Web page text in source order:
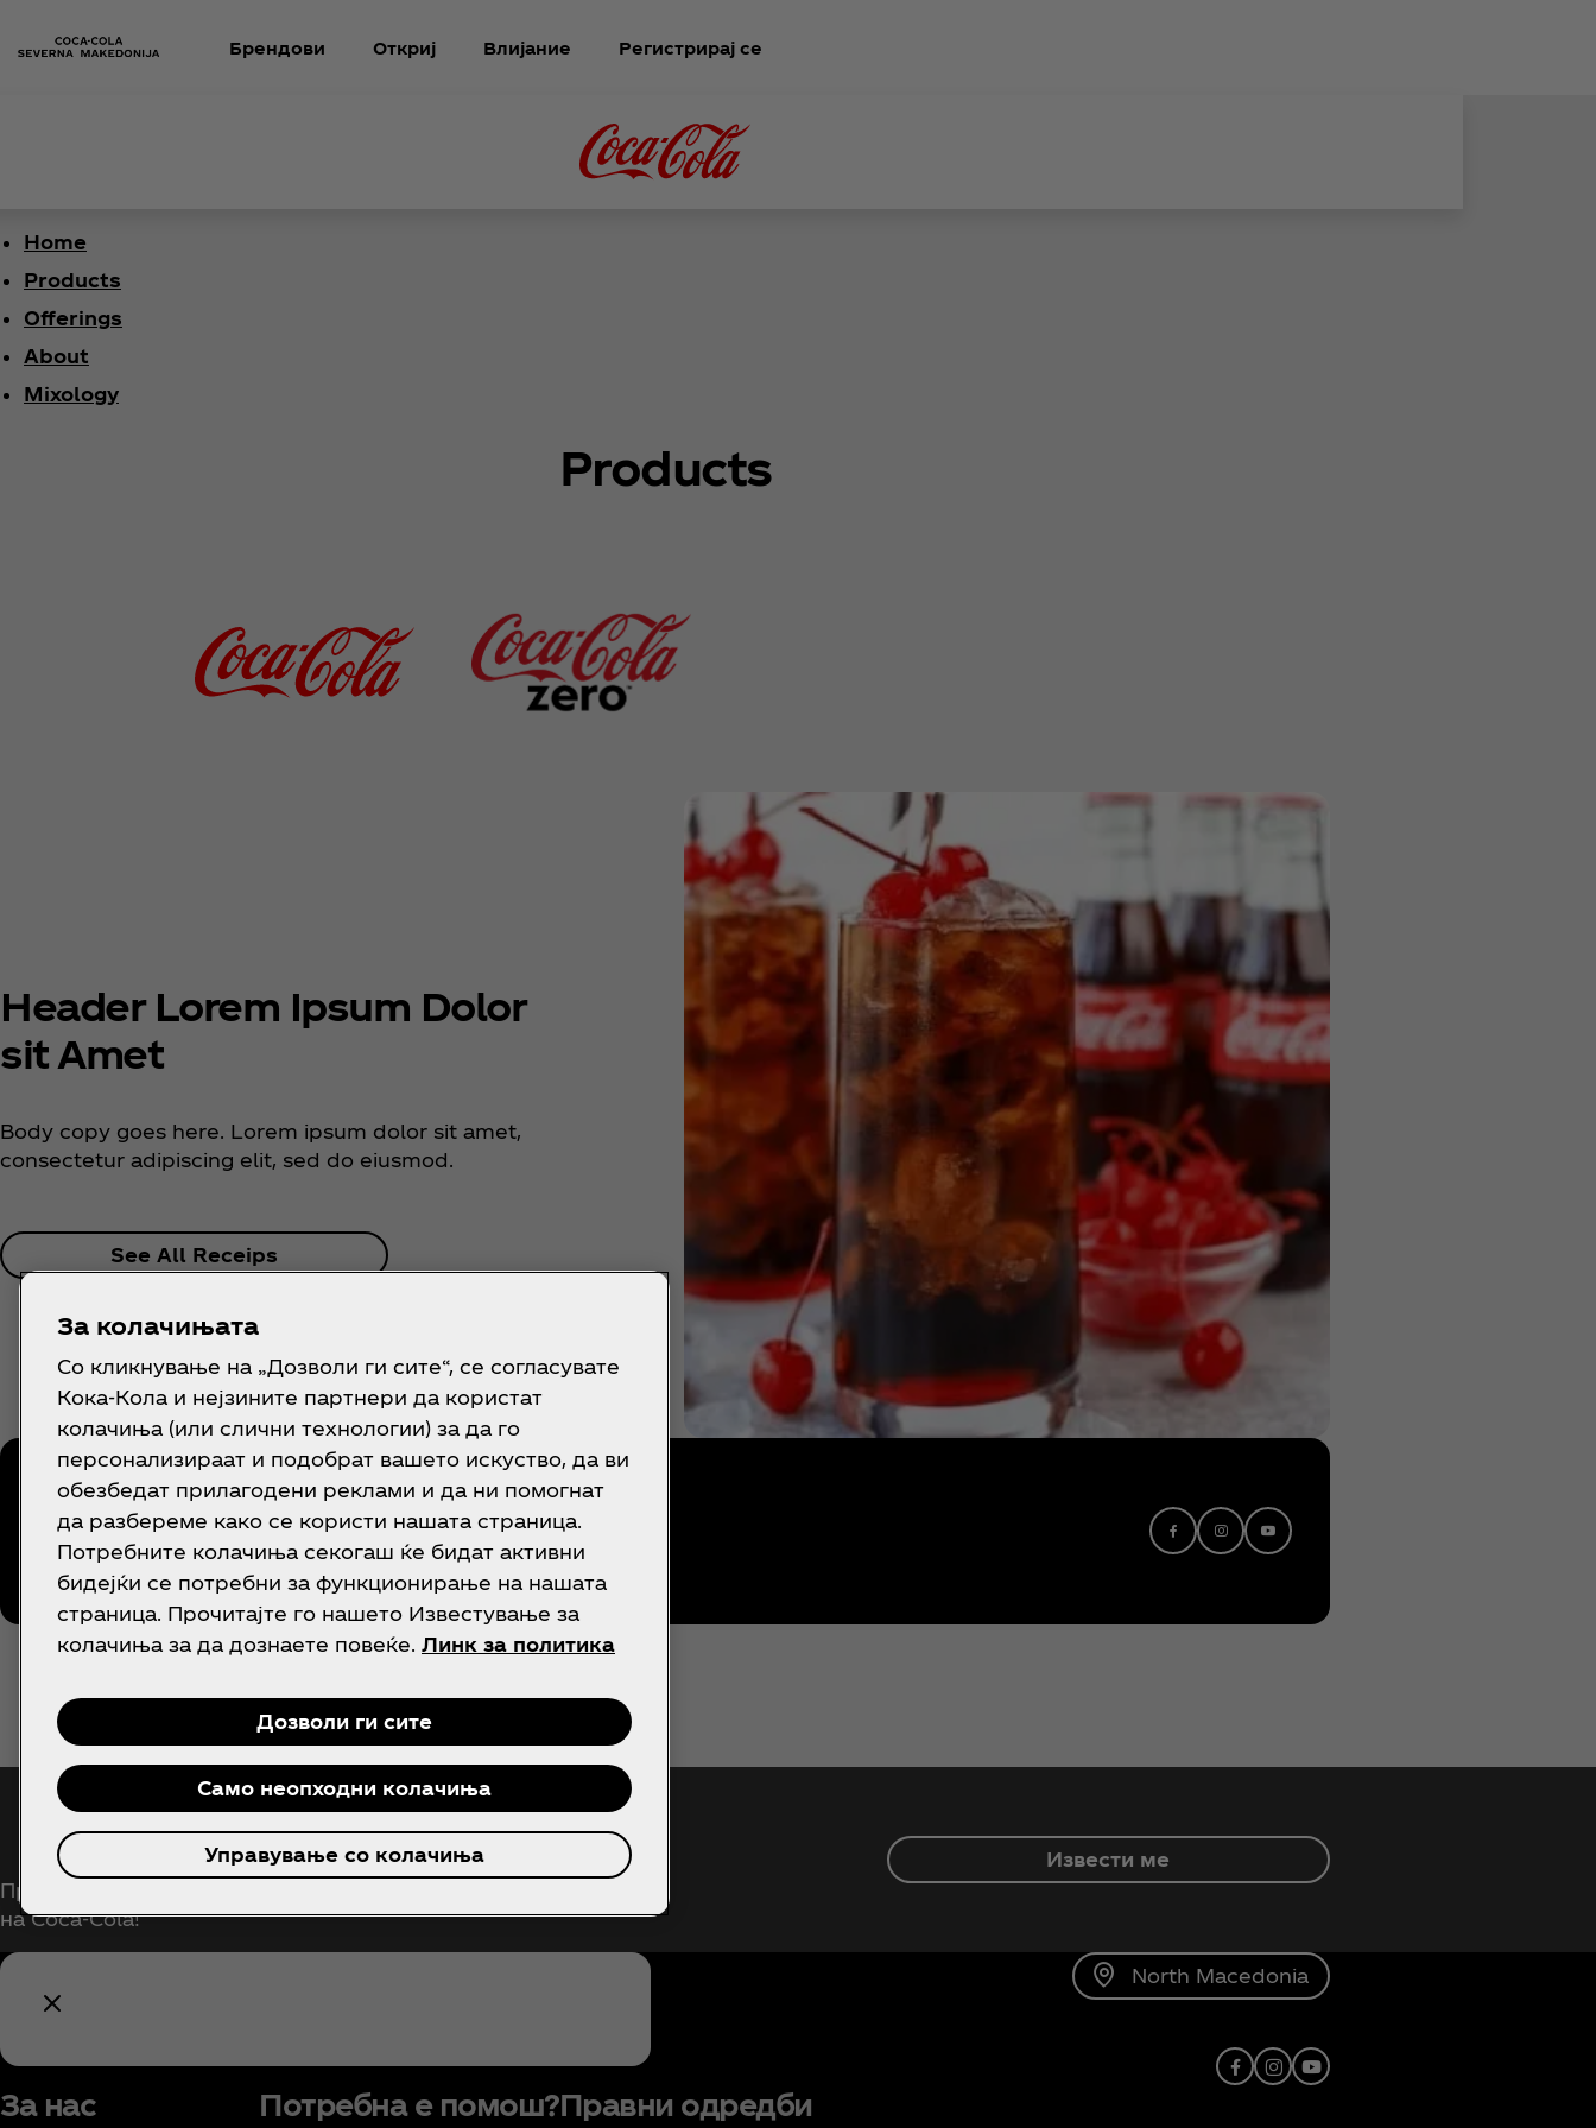
Брендови Откриј Влијание Регистрирај се
Home
Products
Offerings
About
Mixology
Products
Header Lorem Ipsum Dolor
sit Amet
Body copy goes here. Lorem ipsum dolor sit amet,
consectetur adipiscing elit, sed do eiusmod.
See All Receips
Следи Coca‑Cola
Биди известен
Претплатете се сега за ексклузивен пристап до сите работи
на Coca‑Cola!
Извести ме
North Macedonia
За нас Потребна е помош?Правни одредби
Facebook
instagram
Youtube
За колачињата
Со кликнување на „Дозволи ги сите“, се согласувате
Кока-Кола и нејзините партнери да користат
колачиња (или слични технологии) за да го
персонализираат и подобрат вашето искуство, да ви
обезбедат прилагодени реклами и да ни помогнат
да разбереме како се користи нашата страница.
Потребните колачиња секогаш ќе бидат активни
бидејќи се потребни за функционирање на нашата
страница. Прочитајте го нашето Известување за
колачиња за да дознаете повеќе. Линк за политика
Дозволи ги сите
Само неопходни колачиња
Управување со колачиња